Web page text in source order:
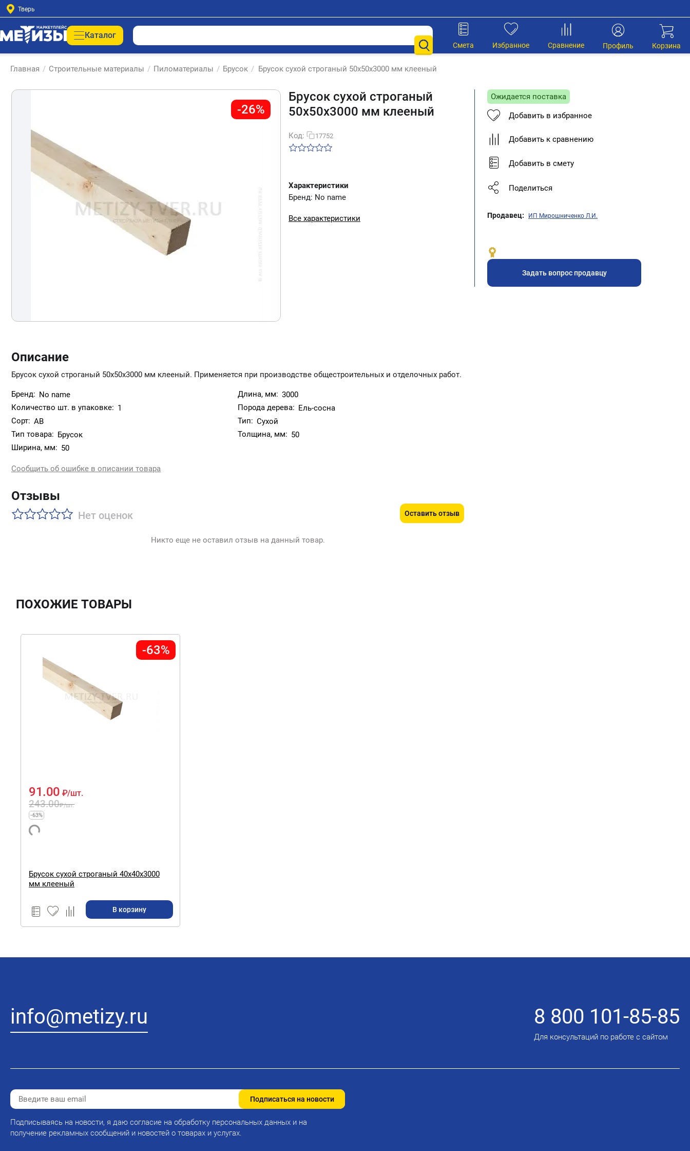
Тверь
Каталог
Корзина
Профиль
Сравнение
Избранное
Смета
Главная / Строительные материалы / Пиломатериалы / Брусок / Брусок сухой строганый 50х50х3000 мм клееный
-26%
Брусок сухой строганый
50х50х3000 мм клееный
Код: 17752
Характеристики
Бренд: No name
Все характеристики
Описание
Брусок сухой строганый 50х50х3000 мм клееный. Применяется при производстве общестроительных и отделочных работ.
Бренд: No name Длина, мм: 3000
Количество шт. в упаковке: 1 Порода дерева: Ель-сосна
Сорт: АВ Тип: Сухой
Тип товара: Брусок Толщина, мм: 50
Ширина, мм: 50
Сообщить об ошибке в описании товара
Отзывы
Нет оценок Оставить отзыв
Никто еще не оставил отзыв на данный товар.
Ожидается поставка
Добавить в избранное
Добавить к сравнению
Добавить в смету
Поделиться
Продавец: ИП Мирошниченко Л.И.
Задать вопрос продавцу
ПОХОЖИЕ ТОВАРЫ
-63%
243.00₽/шт.
91.00 ₽/шт.
-63%
Брусок сухой строганый 40х40х3000
мм клееный
В корзину
info@metizy.ru 8 800 101-85-85
Для консультаций по работе с сайтом
Подписаться на новости
Подписываясь на новости, я даю согласие на обработку персональных данных и на
получение рекламных сообщений и новостей о товарах и услугах.